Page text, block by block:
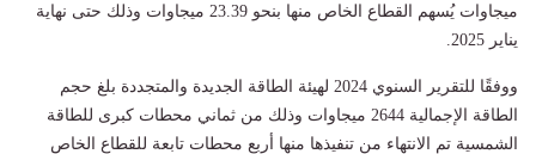
ميجاوات يُسهم القطاع الخاص منها بنحو 23.39 ميجاوات وذلك حتى نهاية
يناير 2025.
ووفقًا للتقرير السنوي 2024 لهيئة الطاقة الجديدة والمتجددة بلغ حجم
الطاقة الإجمالية 2644 ميجاوات وذلك من ثماني محطات كبرى للطاقة
الشمسية تم الانتهاء من تنفيذها منها أربع محطات تابعة للقطاع الخاص